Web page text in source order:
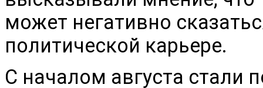
может негативно
политической карьере.
С началом августа стали